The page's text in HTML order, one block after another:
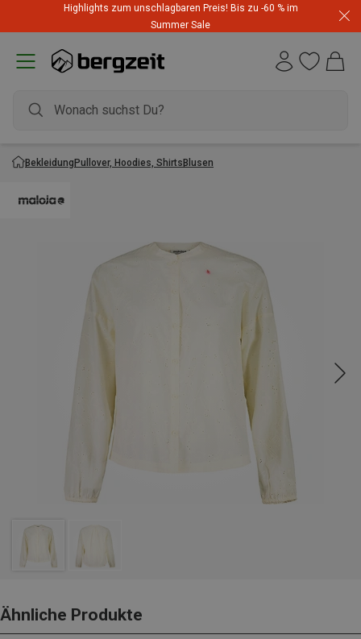
Highlights zum unschlagbaren Preis! Bis zu -60 % im
Summer Sale
BekleidungPullover, Hoodies, ShirtsBlusen
Ähnliche Produkte